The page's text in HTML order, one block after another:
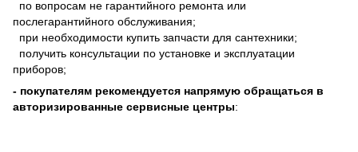
по вопросам не гарантийного ремонта или
послегарантийного обслуживания;
при необходимости купить запчасти для сантехники;
получить консультации по установке и эксплуатации
приборов;
- покупателям рекомендуется напрямую обращаться в
авторизированные сервисные центры: